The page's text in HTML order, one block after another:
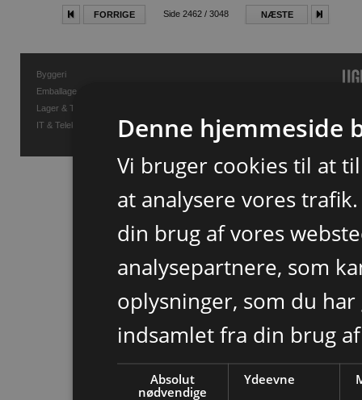
FORRIGE Side 2462 / 3048 NÆSTE
Byggeri
Emballage
Lager & Transport
IT & TelekommunikationDenne hjemmeside
Vi bruger cookies til at
at analysere vores
din brug af vores
analysepartnere, som
oplysninger, som du
indsamlet fra din brug
Absolut
nødvendige
Ydeevne